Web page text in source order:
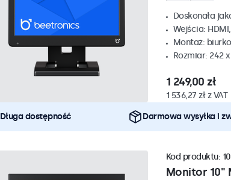
Doskonała
Wejścia:
Montaż:
Rozmiar: 242
1 249,00 zł
1 536,27 zł z VAT
Długa dostępność Darmowa wysyłka i
Monitor 10"
Kod produktu: